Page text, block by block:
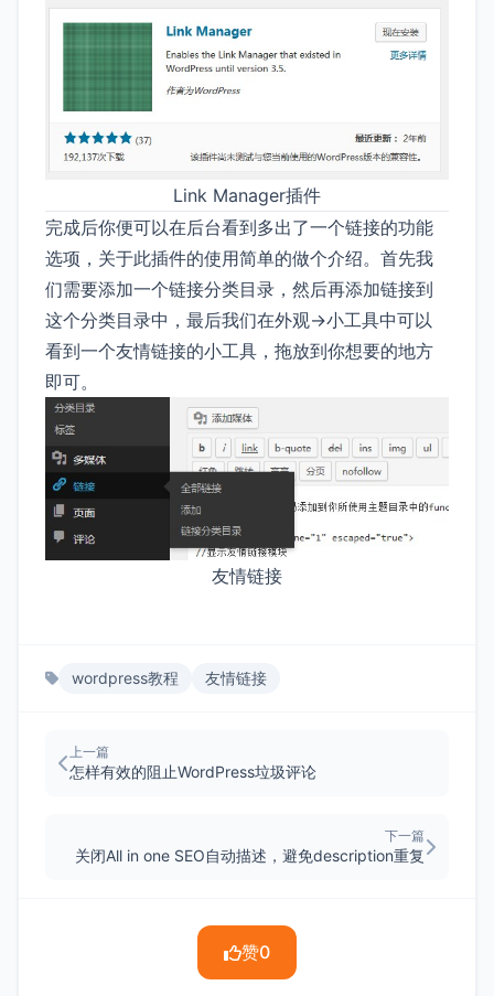
Link Manager插件
完成后你便可以在后台看到多出了一个链接的功能
选项，关于此插件的使用简单的做个介绍。首先我
们需要添加一个链接分类目录，然后再添加链接到
这个分类目录中，最后我们在外观->小工具中可以
看到一个友情链接的小工具，拖放到你想要的地方
即可。
友情链接
wordpress教程 友情链接
上一篇
怎样有效的阻止WordPress垃圾评论
下一篇
关闭All in one SEO自动描述，避免description重复
赞0